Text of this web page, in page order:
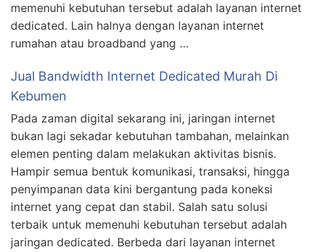
memenuhi kebutuhan tersebut adalah layanan internet
dedicated. Lain halnya dengan layanan internet
rumahan atau broadband yang …
Jual Bandwidth Internet Dedicated Murah Di
Kebumen
Pada zaman digital sekarang ini, jaringan internet
bukan lagi sekadar kebutuhan tambahan, melainkan
elemen penting dalam melakukan aktivitas bisnis.
Hampir semua bentuk komunikasi, transaksi, hingga
penyimpanan data kini bergantung pada koneksi
internet yang cepat dan stabil. Salah satu solusi
terbaik untuk memenuhi kebutuhan tersebut adalah
jaringan dedicated. Berbeda dari layanan internet